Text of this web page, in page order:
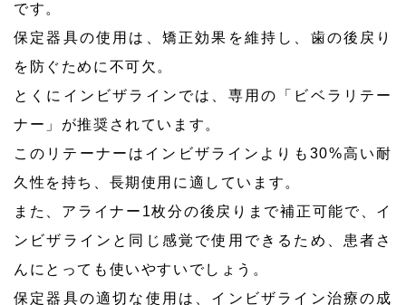
です。
保定器具の使用は、矯正効果を維持し、歯の後戻り
を防ぐために不可欠。
とくにインビザラインでは、専用の「ビベラリテー
ナー」が推奨されています。
このリテーナーはインビザラインよりも30%高い耐
久性を持ち、長期使用に適しています。
また、アライナー1枚分の後戻りまで補正可能で、イ
ンビザラインと同じ感覚で使用できるため、患者さ
んにとっても使いやすいでしょう。
保定器具の適切な使用は、インビザライン治療の成